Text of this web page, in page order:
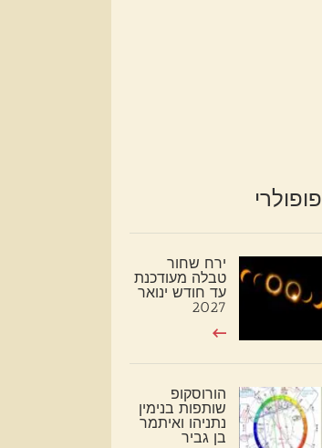
פופולרי
ירח שחור
טבלה מעודכנת
עד חודש ינואר
2027
הורוסקופ
שותפות בנימין
נתניהו ואיתמר
בן גביר